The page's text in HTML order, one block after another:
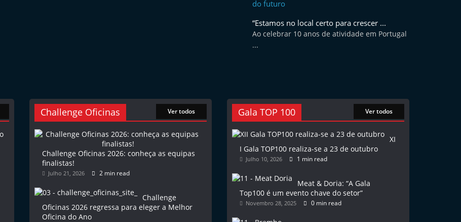
“Estamos no local certo para crescer ...
Ao celebrar 10 anos de atividade em Portugal
...
Challenge Oficinas Ver todos
Challenge Oficinas 2026: conheça as equipas
finalistas!
Julho 21, 2026 2 min read
Challenge
Oficinas 2026 regressa para eleger a Melhor
Oficina do Ano
Gala TOP 100 Ver todos
XI
I Gala TOP100 realiza-se a 23 de outubro
Julho 10, 2026 1 min read
Meat & Doria: “A Gala
Top100 é um evento chave do setor”
Novembro 28, 2025 0 min read